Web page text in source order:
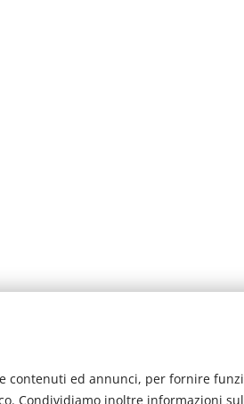
Flyingtour -
contenuti ed annunci, per fornire
Condividiamo inoltre informazioni